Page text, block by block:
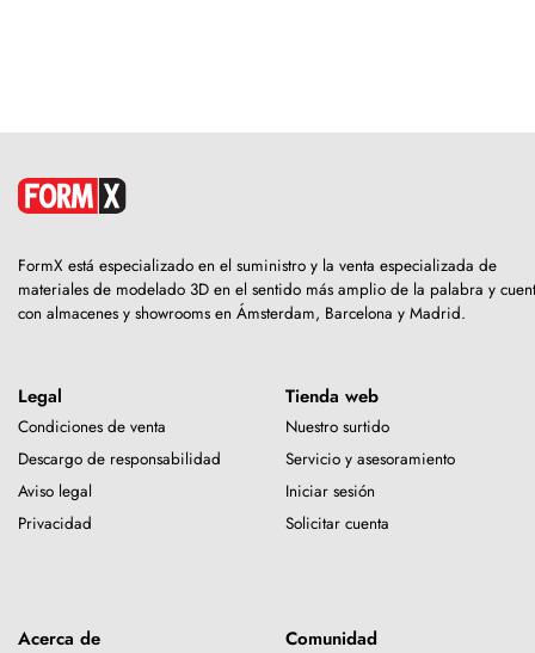
FormX está especializado en el suministro y la venta especializada de
materiales de modelado 3D en el sentido más amplio de la palabra y
con almacenes y showrooms en Ámsterdam, Barcelona y Madrid.
Legal
Condiciones de venta
Descargo de responsabilidad
Aviso legal
Privacidad
Tienda web
Nuestro surtido
Servicio y asesoramiento
Iniciar sesión
Solicitar cuenta
Acerca de Comunidad